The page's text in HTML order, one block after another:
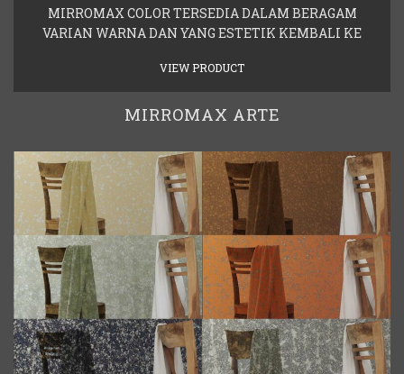
MIRROMAX COLOR TERSEDIA DALAM BERAGAM
VARIAN WARNA DAN YANG ESTETIK KEMBALI KE
VIEW PRODUCT
MIRROMAX ARTE